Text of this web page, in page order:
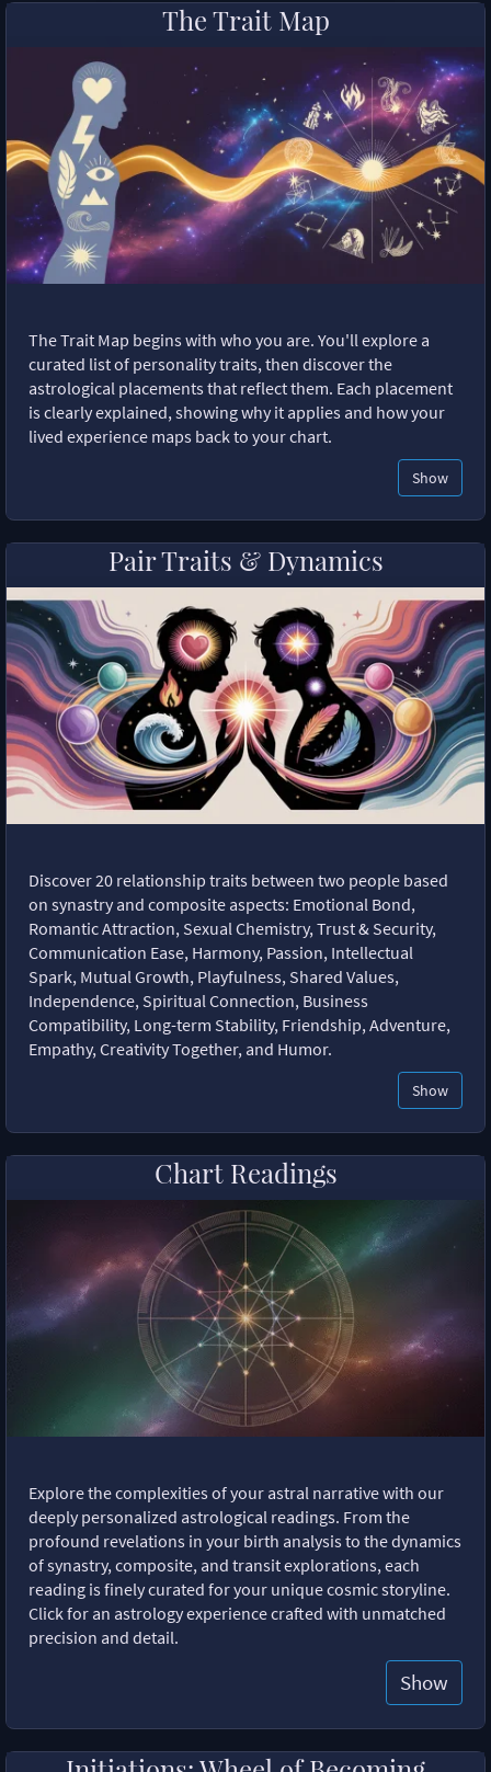
The Trait Map
The Trait Map begins with who you are. You'll explore a
curated list of personality traits, then discover the
astrological placements that reflect them. Each placement
is clearly explained, showing why it applies and how your
lived experience maps back to your chart.
Show
Pair Traits & Dynamics
Discover 20 relationship traits between two people based
on synastry and composite aspects: Emotional Bond,
Romantic Attraction, Sexual Chemistry, Trust & Security,
Communication Ease, Harmony, Passion, Intellectual
Spark, Mutual Growth, Playfulness, Shared Values,
Independence, Spiritual Connection, Business
Compatibility, Long-term Stability, Friendship, Adventure,
Empathy, Creativity Together, and Humor.
Show
Chart Readings
Explore the complexities of your astral narrative with our
deeply personalized astrological readings. From the
profound revelations in your birth analysis to the dynamics
of synastry, composite, and transit explorations, each
reading is finely curated for your unique cosmic storyline.
Click for an astrology experience crafted with unmatched
precision and detail.
Show